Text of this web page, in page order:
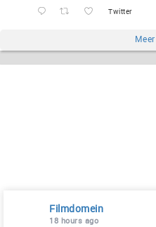
Twitter
Filmdomein
18 hours ago